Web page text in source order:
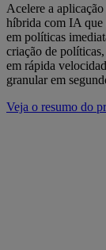
Acelere a
híbrida com IA que
em políticas
criação de
em rápida
granular em
Veja o resumo do